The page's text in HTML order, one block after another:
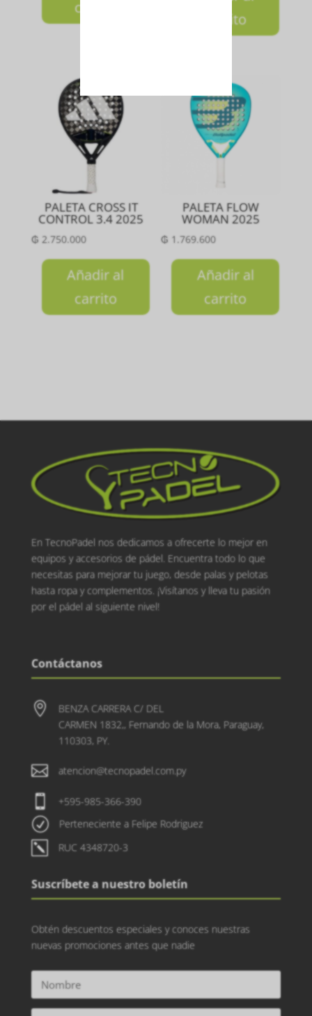
carrito
carrito
PALETA CROSS IT
CONTROL 3.4 2025
₲2.750.000
Añadir al
carrito
PALETA FLOW
WOMAN 2025
₲ 1.769.600
Añadir al
carrito
En TecnoPadel nos dedicamos a ofrecerte lo mejor en
equipos y accesorios de pádel. Encuentra todo lo que
necesitas para mejorar tu juego, desde palas y pelotas
hasta ropa y complementos. ¡Visítanos y lleva tu pasión
por el pádel al siguiente nivel!
Contáctanos

BENZA CARRERA C/ DEL
CARMEN 1832,, Fernando de la Mora, Paraguay,
110303, PY.
 atencion@tecnopadel.com.py
 +595-985-366-390
R Perteneciente a Felipe Rodriguez
k RUC 4348720-3
Suscríbete a nuestro boletín
Obtén descuentos especiales y conoces nuestras
nuevas promociones antes que nadie